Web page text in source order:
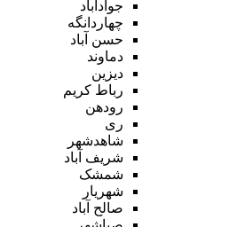
جوادآباد
چهاردانگه
حسن آباد
دماوند
دیزین
رباط کریم
رودهن
ری
شاهدشهر
شریف آباد
شمشک
شهریار
صالح آباد